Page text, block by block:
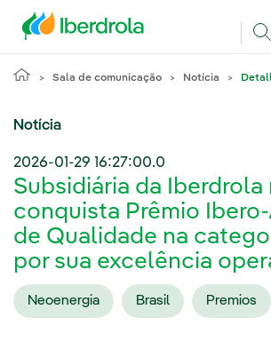
Sala de comunicação Notícia
Notícia
2026-01-29 16:27:00.0
Subsidiária da Iberdrola
conquista Prêmio
de Qualidade na
por sua excelência
Neoenergia Brasil Premios